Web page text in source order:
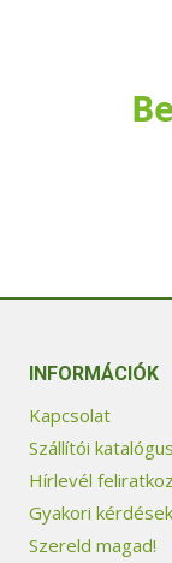
INFORMÁCIÓK
Kapcsolat
Szállítói
Hírlevél
Gyakori kérdések
Szereld magad!